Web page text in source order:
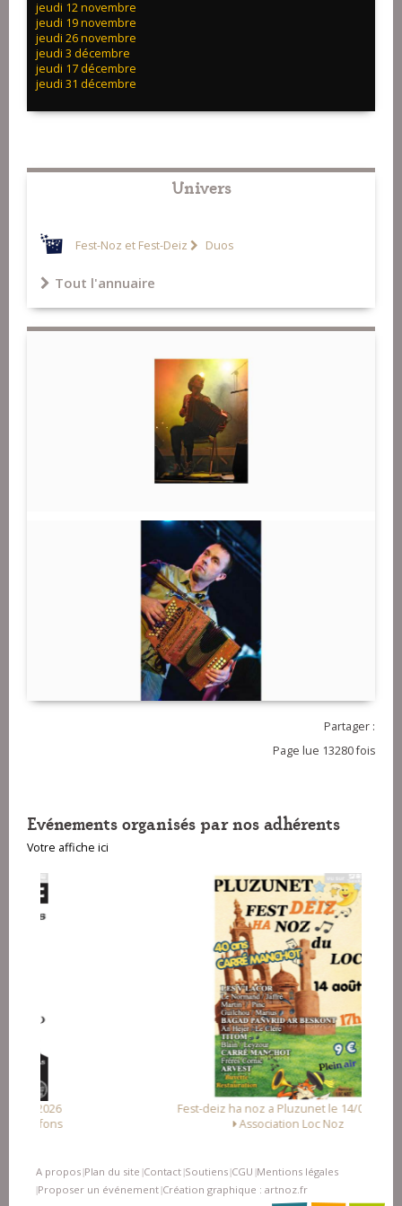
jeudi 12 novembre
jeudi 19 novembre
jeudi 26 novembre
jeudi 3 décembre
jeudi 17 décembre
jeudi 31 décembre
Univers
Fest-Noz et Fest-Deiz Duos
Tout l'annuaire
Partager :
Page lue 13280 fois
Evénements organisés par nos adhérents
Votre affiche ici
Fest-deiz ha noz a Pluzunet le 14/08/2026
Association Loc Noz
A propos |Plan du site |Contact |Soutiens |CGU |Mentions légales
|Proposer un événement |Création graphique : artnoz.fr